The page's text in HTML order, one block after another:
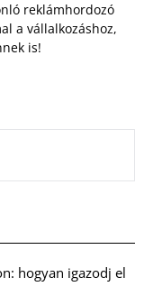
reklámhordozó
a vállalkozáshoz,
is!
hogyan igazodj el